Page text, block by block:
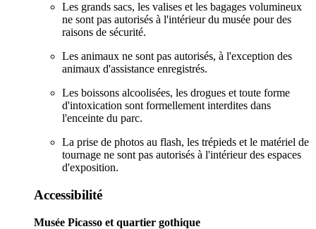
Les grands sacs, les valises et les bagages volumineux
ne sont pas autorisés à l'intérieur du musée pour des
raisons de sécurité.
Les animaux ne sont pas autorisés, à l'exception des
animaux d'assistance enregistrés.
Les boissons alcoolisées, les drogues et toute forme
d'intoxication sont formellement interdites dans
l'enceinte du parc.
La prise de photos au flash, les trépieds et le matériel de
tournage ne sont pas autorisés à l'intérieur des espaces
d'exposition.
Accessibilité
Musée Picasso et quartier gothique